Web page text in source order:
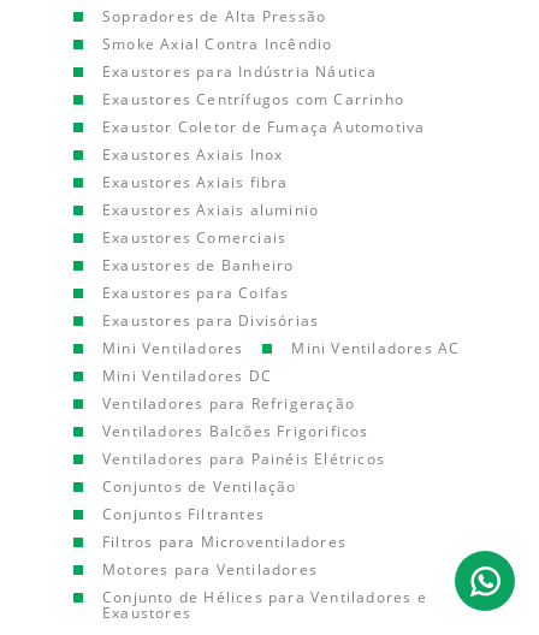
Sopradores de Alta Pressão
Smoke Axial Contra Incêndio
Exaustores para Indústria Náutica
Exaustores Centrífugos com Carrinho
Exaustor Coletor de Fumaça Automotiva
Exaustores Axiais Inox
Exaustores Axiais fibra
Exaustores Axiais aluminio
Exaustores Comerciais
Exaustores de Banheiro
Exaustores para Coifas
Exaustores para Divisórias
Mini Ventiladores
Mini Ventiladores AC
Mini Ventiladores DC
Ventiladores para Refrigeração
Ventiladores Balcões Frigorificos
Ventiladores para Painéis Elétricos
Conjuntos de Ventilação
Conjuntos Filtrantes
Filtros para Microventiladores
Motores para Ventiladores
Conjunto de Hélices para Ventiladores e
Exaustores